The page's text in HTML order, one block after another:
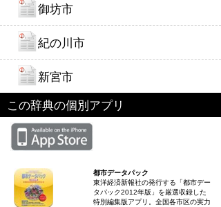
御坊市
紀の川市
新宮市
この辞典の個別アプリ
都市データパック
東洋経済新報社の発行する「都市デー
タパック2012年版」を厳選収録した
特別編集版アプリ。全国各市区の実力